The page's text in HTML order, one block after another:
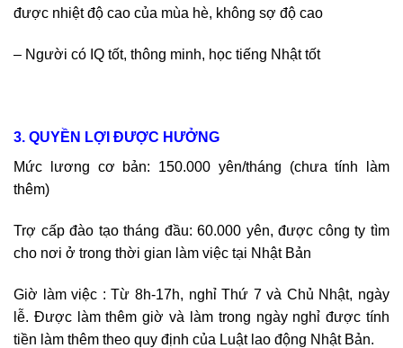
được nhiệt độ cao của mùa hè, không sợ độ cao
– Người có IQ tốt, thông minh, học tiếng Nhật tốt
3. QUYỀN LỢI ĐƯỢC HƯỞNG
Mức lương cơ bản: 150.000 yên/tháng (chưa tính làm
thêm)
Trợ cấp đào tạo tháng đầu: 60.000 yên, được công ty tìm
cho nơi ở trong thời gian làm việc tại Nhật Bản
Giờ làm việc : Từ 8h-17h, nghỉ Thứ 7 và Chủ Nhật, ngày
lễ. Được làm thêm giờ và làm trong ngày nghỉ được tính
tiền làm thêm theo quy định của Luật lao động Nhật Bản.